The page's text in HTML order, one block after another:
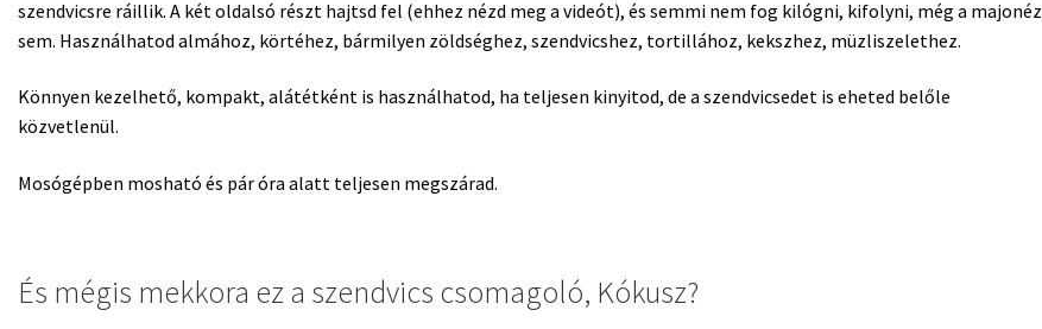
szendvicsre ráillik. A két oldalsó részt hajtsd fel (ehhez nézd meg a videót), és semmi nem fog kilógni, kifolyni, még a majonéz
sem. Használhatod almához, körtéhez, bármilyen zöldséghez, szendvicshez, tortillához, kekszhez, müzliszelethez.
Könnyen kezelhető, kompakt, alátétként is használhatod, ha teljesen kinyitod, de a szendvicsedet is eheted belőle
közvetlenül.
Mosógépben mosható és pár óra alatt teljesen megszárad.
És mégis mekkora ez a szendvics csomagoló, Kókusz?